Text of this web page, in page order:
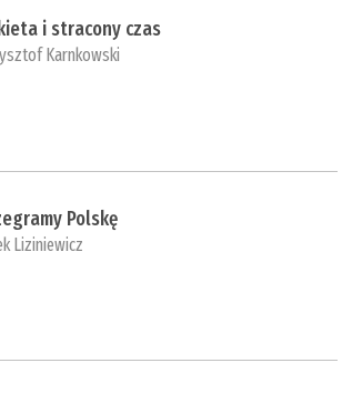
i stracony czas
Karnkowski
Polskę
Liziniewicz